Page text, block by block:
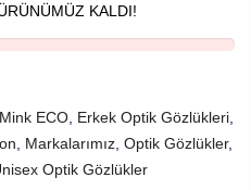
KALDI!
ECO Erkek Optik Gözlükleri
Markalarımız Optik Gözlükler,
Optik Gözlükler